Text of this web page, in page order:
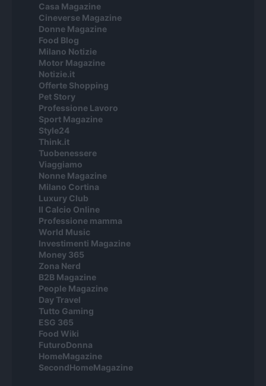
Casa Magazine
Cineverse Magazine
Donne Magazine
Food Blog
Milano Notizie
Motor Magazine
Notizie.it
Offerte Shopping
Pet Story
Professione Lavoro
Sport Magazine
Style24
Think.it
Tuobenessere
Viaggiamo
Nonne Magazine
Milano Cortina
Luxury Club
Il Calcio Online
Professione mamma
World Music
Investimenti Magazine
Money 365
Zona Nerd
B2B Magazine
People Magazine
Day Travel
Tutto Gaming
ESG 365
Food Wiki
FuturoDonna
HomeMagazine
SecondHomeMagazine